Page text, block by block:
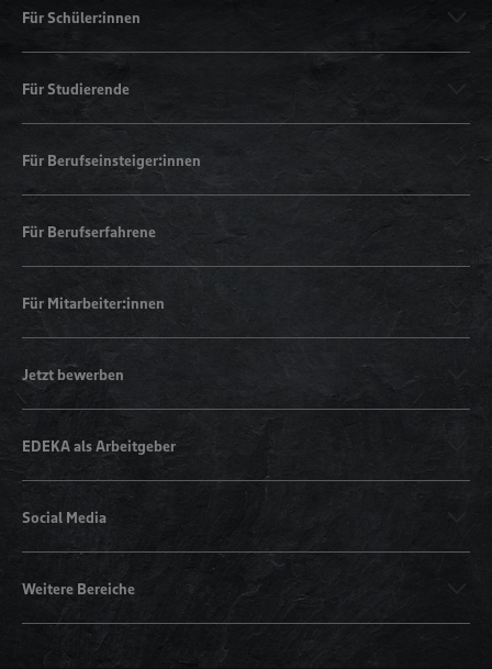
Für Schüler:innen
Für Studierende
Für Berufseinsteiger:innen
Für Berufserfahrene
Für Mitarbeiter:innen
Jetzt bewerben
EDEKA als Arbeitgeber
Social Media
Weitere Bereiche